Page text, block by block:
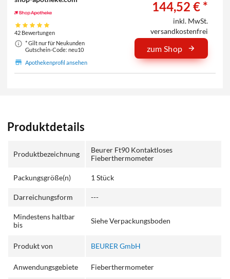
42 Bewertungen
* Gilt nur für Neukunden
Gutschein-Code: neu10
Apothekenprofil ansehen
144,52 € *
inkl. MwSt.
versandkostenfrei
zum Shop
Produktdetails
Produktbezeichnung
Beurer Ft90 Kontaktloses
Fieberthermometer
Packungsgröße(n) 1 Stück
Darreichungsform ---
Mindestens haltbar
bis
Siehe Verpackungsboden
Produkt von BEURER GmbH
Anwendungsgebiete Fieberthermometer